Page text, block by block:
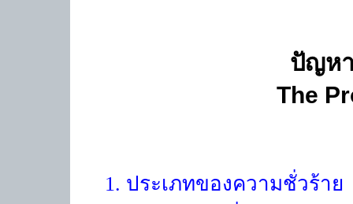
ปัญห
The
1. ประเภทของความชั่วร้าย